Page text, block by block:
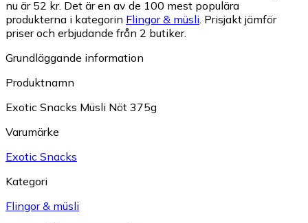
nu är 52 kr. Det är en av de 100 mest populära
produkterna i kategorin Flingor & müsli. Prisjakt jämför
priser och erbjudande från 2 butiker.
Grundläggande information
Produktnamn
Exotic Snacks Müsli Nöt 375g
Varumärke
Exotic Snacks
Kategori
Flingor & müsli